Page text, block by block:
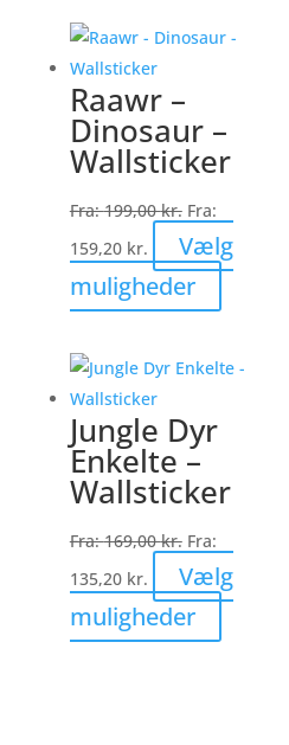
flere
kan
vælges
varesiden
Raawr –
Dinosaur –
Wallsticker
Fra:199,00kr. Fra:
159,20 kr.
Vælg
muligheder
vare
flere
vælges
varesiden
Jungle Dyr
Enkelte –
Wallsticker
Fra:169,00kr. Fra:
135,20 kr.
Vælg
muligheder
vare